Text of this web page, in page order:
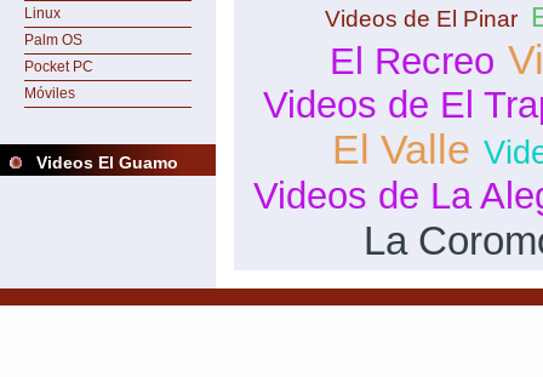
Linux
Palm OS
Pocket PC
Móviles
Videos El Guamo
Videos de El Pinar
El Recreo
Videos de El
El Valle
Videos de La
La